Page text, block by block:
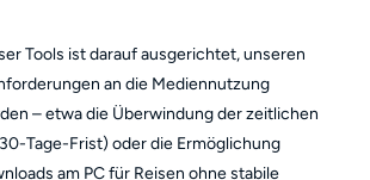
Tools ist darauf ausgerichtet, unseren
an die Mediennutzung
– etwa die Überwindung der zeitlichen
Tage-Frist) oder die Ermöglichung
am PC für Reisen ohne stabile